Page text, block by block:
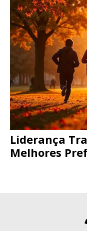
Liderança
Melhores